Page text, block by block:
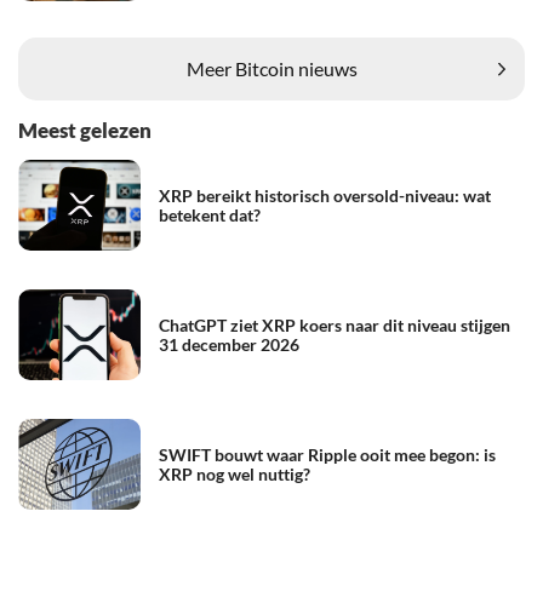
Meer Bitcoin nieuws
Meest gelezen
XRP bereikt historisch oversold-niveau: wat
betekent dat?
ChatGPT ziet XRP koers naar dit niveau stijgen
31 december 2026
SWIFT bouwt waar Ripple ooit mee begon: is
XRP nog wel nuttig?